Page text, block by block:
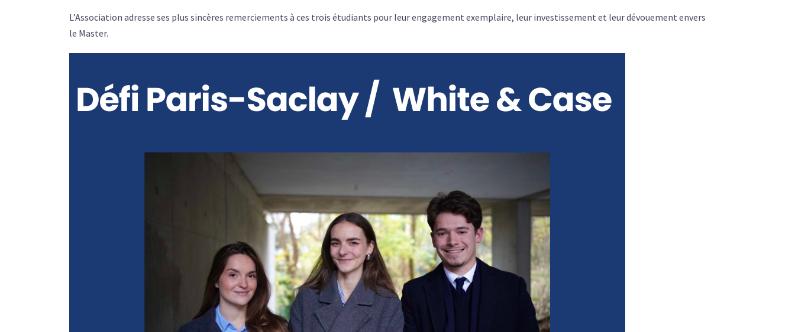
L’Association adresse ses plus sincères remerciements à ces trois étudiants pour leur engagement exemplaire, leur investissement et leur dévouement envers
le Master.